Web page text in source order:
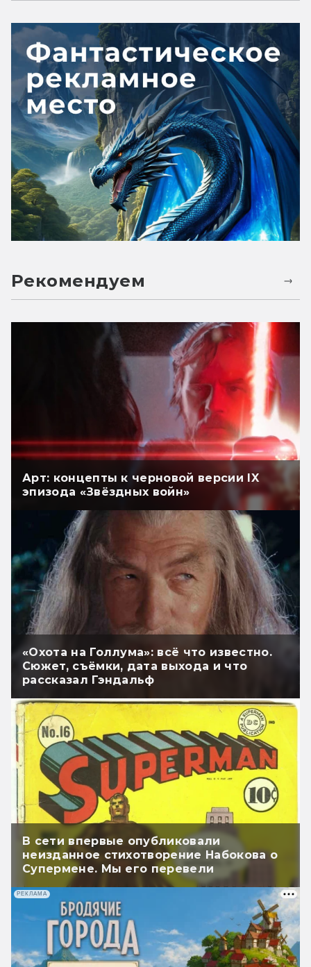
Рекомендуем
Арт: концепты к черновой версии IX
эпизода «Звёздных войн»
«Охота на Голлума»: всё что известно.
Сюжет, съёмки, дата выхода и что
рассказал Гэндальф
В сети впервые опубликовали
неизданное стихотворение Набокова о
Супермене. Мы его перевели
РЕКЛАМА